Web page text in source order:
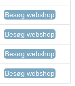
Besøg webshop
Besøg webshop
Besøg webshop
Besøg webshop